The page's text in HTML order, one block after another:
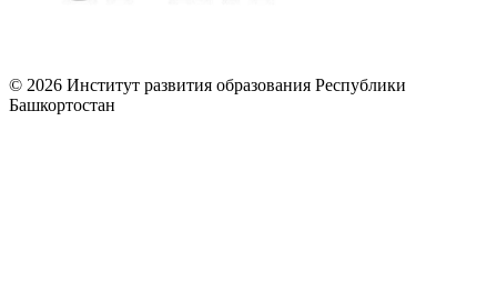
© 2026 Институт развития образования Республики
Башкортостан